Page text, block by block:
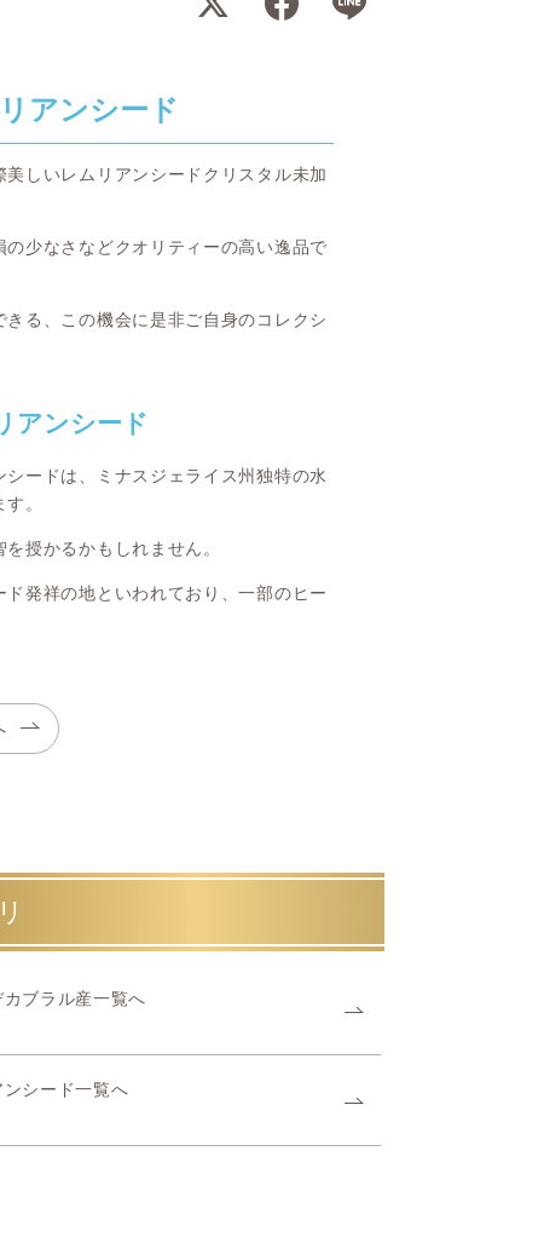
アンシード
しいレムリアンシードクリスタル未加
少なさなどクオリティーの高い逸品で
る、この機会に是非ご自身のコレクシ
アンシード
ードは、ミナスジェライス州独特の水
。
授かるかもしれません。
発祥の地といわれており、一部のヒー
カブラル産一覧へ
ンシード一覧へ